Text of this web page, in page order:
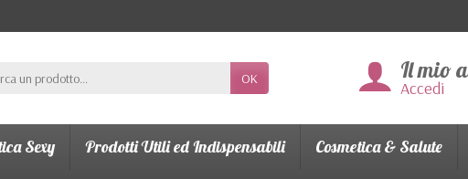
OK Il mio
Accedi
Sexy Prodotti Utili ed Indispensabili Cosmetica & Salute